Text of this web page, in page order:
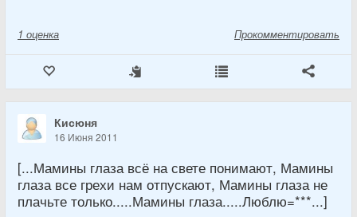
1 оценка Прокомментировать
Кисюня
16 Июня 2011
[...Мамины глаза всё на свете понимают, Мамины
глаза все грехи нам отпускают, Мамины глаза не
плачьте только.....Мамины глаза.....Люблю=***...]